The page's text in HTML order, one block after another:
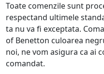
Toate comenzile sunt
respectand ultimele
ta nu va fi exceptata.
of Benetton culoarea
noi, ne vom asigura ca ai
comandat.